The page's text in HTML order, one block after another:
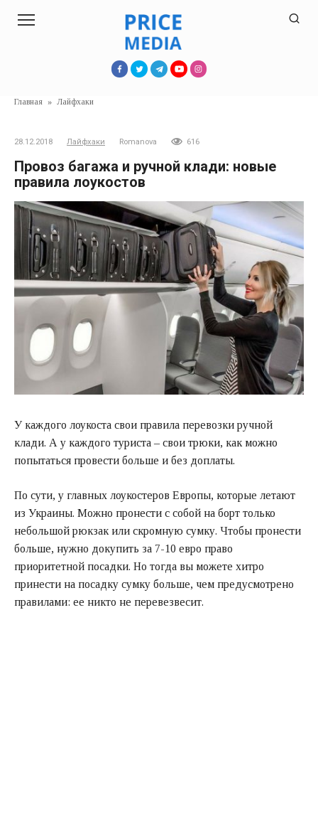
Главная » Лайфхаки
28.12.2018 Лайфхаки Romanova 616
Провоз багажа и ручной клади: новые
правила лоукостов
У каждого лоукоста свои правила перевозки ручной
клади. А у каждого туриста – свои трюки, как можно
попытаться провести больше и без доплаты.
По сути, у главных лоукостеров Европы, которые летают
из Украины. Можно пронести с собой на борт только
небольшой рюкзак или скромную сумку. Чтобы пронести
больше, нужно докупить за 7-10 евро право
приоритетной посадки. Но тогда вы можете хитро
принести на посадку сумку больше, чем предусмотрено
правилами: ее никто не перевезвесит.